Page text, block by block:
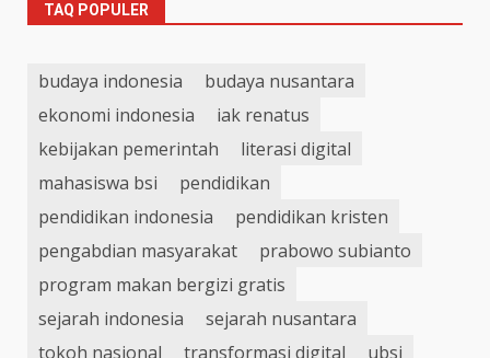
TAQ POPULER
budaya indonesia
budaya nusantara
ekonomi indonesia
iak renatus
kebijakan pemerintah
literasi digital
mahasiswa bsi
pendidikan
pendidikan indonesia
pendidikan kristen
pengabdian masyarakat
prabowo subianto
program makan bergizi gratis
sejarah indonesia
sejarah nusantara
tokoh nasional
transformasi digital
ubsi